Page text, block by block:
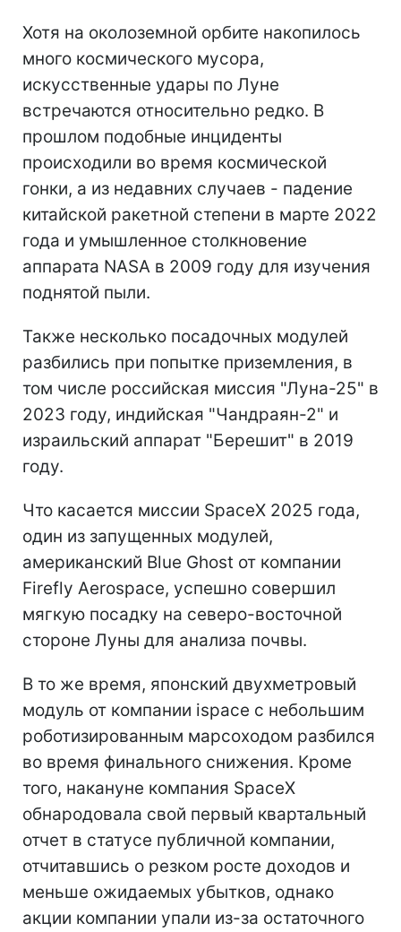
Хотя на околоземной орбите накопилось
много космического мусора,
искусственные удары по Луне
встречаются относительно редко. В
прошлом подобные инциденты
происходили во время космической
гонки, а из недавних случаев - падение
китайской ракетной степени в марте 2022
года и умышленное столкновение
аппарата NASA в 2009 году для изучения
поднятой пыли.
Также несколько посадочных модулей
разбились при попытке приземления, в
том числе российская миссия "Луна-25" в
2023 году, индийская "Чандраян-2" и
израильский аппарат "Берешит" в 2019
году.
Что касается миссии SpaceX 2025 года,
один из запущенных модулей,
американский Blue Ghost от компании
Firefly Aerospace, успешно совершил
мягкую посадку на северо-восточной
стороне Луны для анализа почвы.
В то же время, японский двухметровый
модуль от компании ispace с небольшим
роботизированным марсоходом разбился
во время финального снижения. Кроме
того, накануне компания SpaceX
обнародовала свой первый квартальный
отчет в статусе публичной компании,
отчитавшись о резком росте доходов и
меньше ожидаемых убытков, однако
акции компании упали из-за остаточного